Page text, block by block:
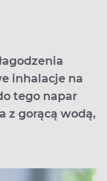
inhalacje na
tego napar
z gorącą wodą,